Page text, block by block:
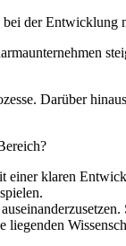
der Entwicklung
Darüber
klaren